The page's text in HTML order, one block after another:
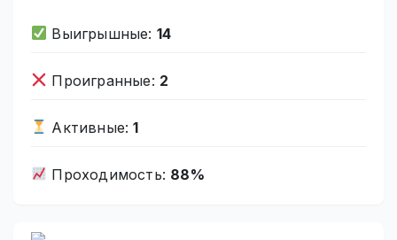
Выигрышные: 14
Проигранные: 2
Активные:1
Проходимость: 88%